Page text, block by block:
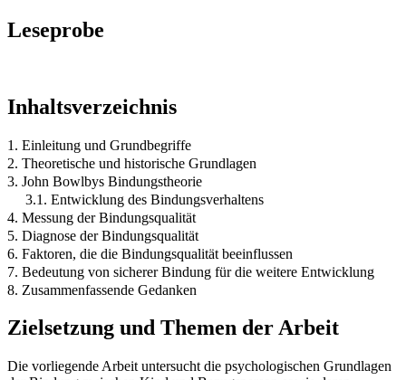
Leseprobe
Inhaltsverzeichnis
1. Einleitung und Grundbegriffe
2. Theoretische und historische Grundlagen
3. John Bowlbys Bindungstheorie
3.1. Entwicklung des Bindungsverhaltens
4. Messung der Bindungsqualität
5. Diagnose der Bindungsqualität
6. Faktoren, die die Bindungsqualität beeinflussen
7. Bedeutung von sicherer Bindung für die weitere Entwicklung
8. Zusammenfassende Gedanken
Zielsetzung und Themen der Arbeit
Die vorliegende Arbeit untersucht die psychologischen Grundlagen